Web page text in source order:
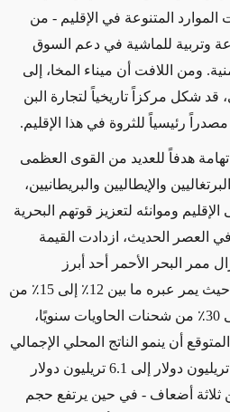
المتنوعة في الإقليم - من
وتربية للماشية في دعم السوق
. ومن اللافت أن ميناء المخا، إلى
شكل مركزاً تاريخياً لتجارة البن
رئيسياً للثروة في هذا الإقليم.
هدفاً للعديد من القوى العظمى
والإيطاليين والبريطانيين،
وموانئه لتعزيز قوتهم البحرية
العصر الحديث، ازدادت القيمة
ممر البحر الأحمر أحد أبرز
الشرايين البحرية في العالم، حيث يمر عبره ما بين 12٪ إلى 15٪ من
التجارة العالمية، وما يصل إلى 30٪ من شحنات الحاويات سنويًا،
عام 2023. ومن المتوقع أن ينمو الناتج المحلي الإجمالي
لمنطقة البحر الأحمر من 1.8 تريليون دولار إلى 6.1 تريليون دولار
- أي أكثر من ثلاثة أضعاف - في حين يرتفع حجم